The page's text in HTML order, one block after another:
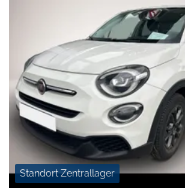
Standort Zentrallager